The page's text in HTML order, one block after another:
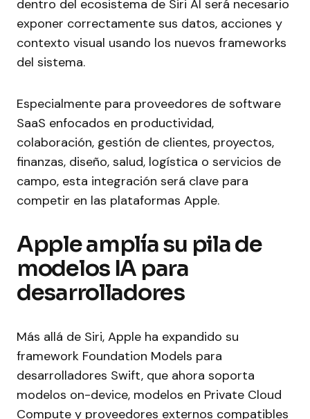
dentro del ecosistema de Siri AI será necesario
exponer correctamente sus datos, acciones y
contexto visual usando los nuevos frameworks
del sistema.
Especialmente para proveedores de software
SaaS enfocados en productividad,
colaboración, gestión de clientes, proyectos,
finanzas, diseño, salud, logística o servicios de
campo, esta integración será clave para
competir en las plataformas Apple.
Apple amplía su pila de
modelos IA para
desarrolladores
Más allá de Siri, Apple ha expandido su
framework Foundation Models para
desarrolladores Swift, que ahora soporta
modelos on-device, modelos en Private Cloud
Compute y proveedores externos compatibles